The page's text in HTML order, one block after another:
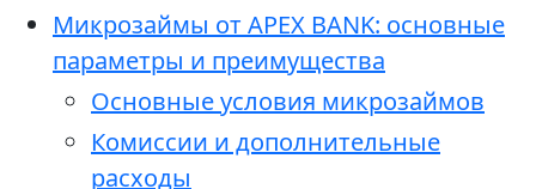
Микрозаймы от APEX BANK: основные
параметры и преимущества
Основные условия микрозаймов
Комиссии и дополнительные
расходы